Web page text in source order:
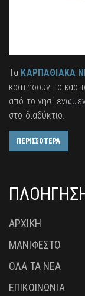
Τα ΚΑΡΠΑΘΙΑΚΑ
κρατήσουν το
από το νησί
στο διαδύκτιο.
ΠΕΡΙΣΣΟΤΕΡΑ
ΑΡΧΙΚΗ
ΜΑΝΙΦΕΣΤΟ
ΟΛΑ ΤΑ ΝΕΑ
ΕΠΙΚΟΙΝΩΝΙΑ